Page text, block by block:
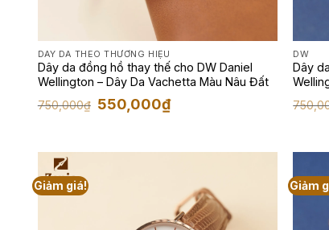
DÂY DA THEO THƯƠNG HIỆU
Dây da đồng hồ thay thế cho DW Daniel
Wellington – Dây Da Vachetta Màu Nâu Đất
750,000₫ Giá
gốc
550,000₫Giá
hiện
DW
Dây
Giảm giá!
Giảm